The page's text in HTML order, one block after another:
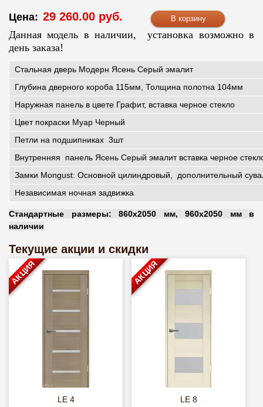
Цена: 29 260.00 руб.
Данная модель в наличии, установка возможно в
день заказа!
Стальная дверь Модерн Ясень Серый эмалит
Глубина дверного короба 115мм, Толщина полотна 104мм
Наружная панель в цвете Графит, вставка черное стекло
Цвет покраски Муар Черный
Петли на подшипниках 3шт
Внутренняя панель Ясень Серый эмалит вставка черное
Замки Mongust: Основной цилиндровый, дополнительный
Независимая ночная задвижка
Стандартные размеры: 860х2050 мм, 960х2050 мм в
наличии
Текущие акции и скидки
LE 4
АКЦИЯ
LE 8
АКЦИЯ